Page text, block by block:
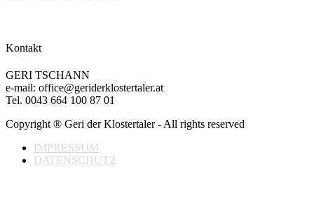
Kontakt
GERI TSCHANN
e-mail: office@geriderklostertaler.at
Tel. 0043 664 100 87 01
Copyright ® Geri der Klostertaler - All rights reserved
IMPRESSUM
DATENSCHUTZ